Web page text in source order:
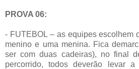
PROVA 06:
- FUTEBOL – as equipes escolhem
menino e uma menina. Fica
ser com duas cadeiras), no final
percorrido, todos deverão levar